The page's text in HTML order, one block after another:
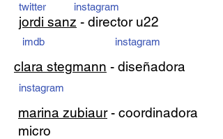
instagram
twitter
jordi sanz - director u22
imdb instagram
clara stegmann - diseñadora
instagram
marina zubiaur- coordinadora
micro